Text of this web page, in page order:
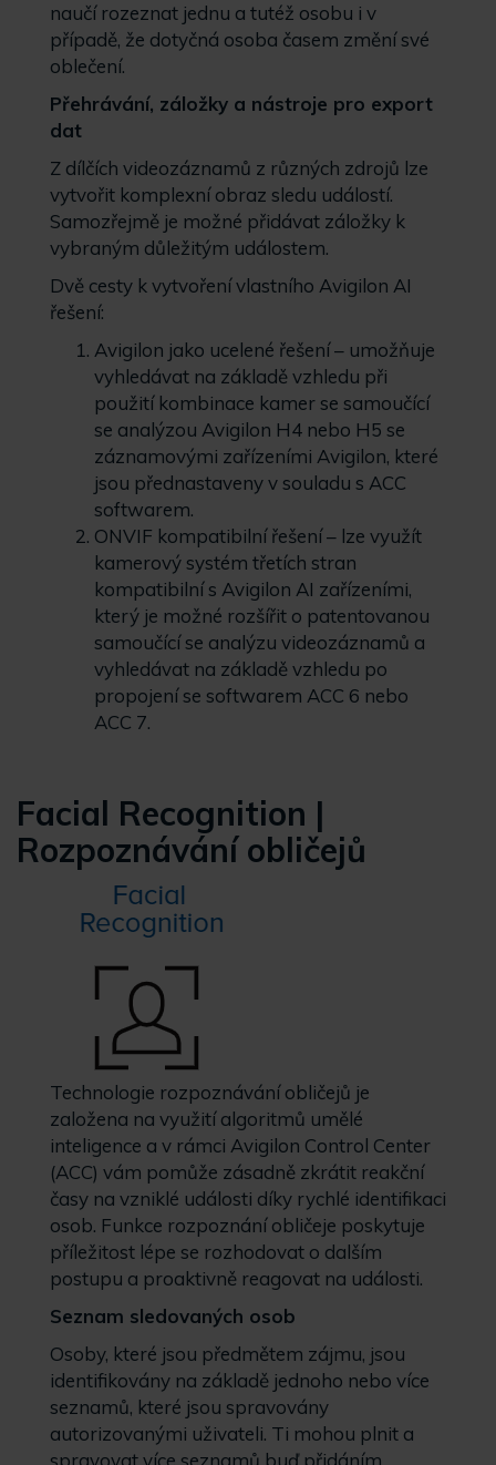
naučí rozeznat jednu a tutéž osobu i v
případě, že dotyčná osoba časem změní své
oblečení.
Přehrávání, záložky a nástroje pro export
dat
Z dílčích videozáznamů z různých zdrojů lze
vytvořit komplexní obraz sledu událostí.
Samozřejmě je možné přidávat záložky k
vybraným důležitým událostem.
Dvě cesty k vytvoření vlastního Avigilon AI
řešení:
Avigilon jako ucelené řešení – umožňuje
vyhledávat na základě vzhledu při
použití kombinace kamer se samoučící
se analýzou Avigilon H4 nebo H5 se
záznamovými zařízeními Avigilon, které
jsou přednastaveny v souladu s ACC
softwarem.
ONVIF kompatibilní řešení – lze využít
kamerový systém třetích stran
kompatibilní s Avigilon AI zařízeními,
který je možné rozšířit o patentovanou
samoučící se analýzu videozáznamů a
vyhledávat na základě vzhledu po
propojení se softwarem ACC 6 nebo
ACC 7.
Facial Recognition |
Rozpoznávání obličejů
Technologie rozpoznávání obličejů je
založena na využití algoritmů umělé
inteligence a v rámci Avigilon Control Center
(ACC) vám pomůže zásadně zkrátit reakční
časy na vzniklé události díky rychlé identifikaci
osob. Funkce rozpoznání obličeje poskytuje
příležitost lépe se rozhodovat o dalším
postupu a proaktivně reagovat na události.
Seznam sledovaných osob
Osoby, které jsou předmětem zájmu, jsou
identifikovány na základě jednoho nebo více
seznamů, které jsou spravovány
autorizovanými uživateli. Ti mohou plnit a
spravovat více seznamů buď přidáním